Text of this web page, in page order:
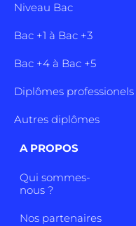
Niveau Bac
Bac +1 à Bac +3
Bac +4 à Bac +5
Diplômes professionels
Autres diplômes
A PROPOS
Qui sommes-
nous ?
Nos partenaires